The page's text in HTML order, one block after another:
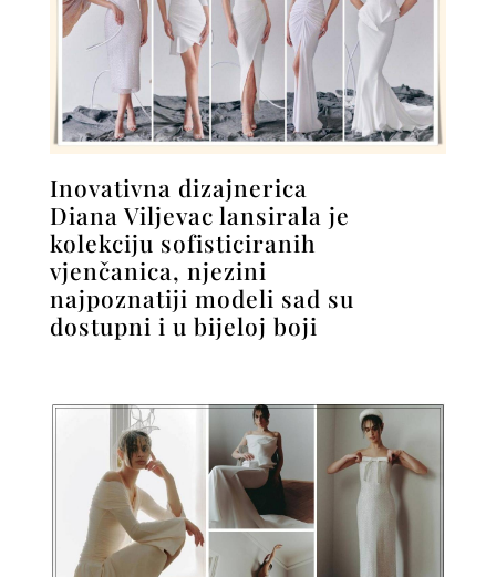
Inovativna dizajnerica
Diana Viljevac lansirala je
kolekciju sofisticiranih
vjenčanica, njezini
najpoznatiji modeli sad su
dostupni i u bijeloj boji